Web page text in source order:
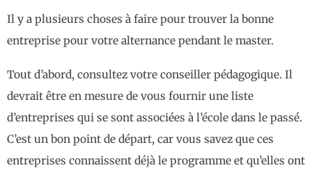
Il y a plusieurs choses à faire pour trouver la bonne
entreprise pour votre alternance pendant le master.
Tout d’abord, consultez votre conseiller pédagogique. Il
devrait être en mesure de vous fournir une liste
d’entreprises qui se sont associées à l’école dans le passé.
C’est un bon point de départ, car vous savez que ces
entreprises connaissent déjà le programme et qu’elles ont